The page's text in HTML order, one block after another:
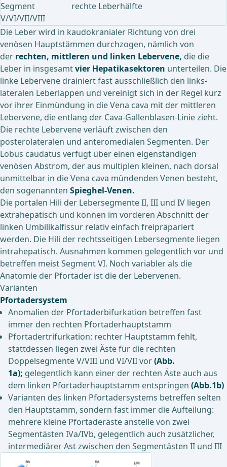
Segment
V/VI/VII/VIII
rechte Leberhälfte
Die Leber wird in kaudokranialer Richtung von drei
venösen Hauptstämmen durchzogen, nämlich von
der rechten, mittleren und linken Lebervene, die die
Leber in insgesamtvier Hepatikasektoren unterteilen. Die
linke Lebervene drainiert fast ausschließlich den links-
lateralen Leberlappen und vereinigt sich in der Regel kurz
vor ihrer Einmündung in die Vena cava mit der mittleren
Lebervene, die entlang der Cava-Gallenblasen-Linie zieht.
Die rechte Lebervene verläuft zwischen den
posterolateralen und anteromedialen Segmenten. Der
Lobus caudatus verfügt über einen eigenständigen
venösen Abstrom, der aus multiplen kleinen, nach dorsal
unmittelbar in die Vena cava mündenden Venen besteht,
den sogenannten Spieghel-Venen.
Die portalen Hili der Lebersegmente II, III und IV liegen
extrahepatisch und können im vorderen Abschnitt der
linken Umbilikalfissur relativ einfach freipräpariert
werden. Die Hili der rechtsseitigen Lebersegmente liegen
intrahepatisch. Ausnahmen kommen gelegentlich vor und
betreffen meist Segment VI. Noch variabler als die
Anatomie der Pfortader ist die der Lebervenen.
Varianten
Pfortadersystem
Anomalien der Pfortaderbifurkation betreffen fast
immer den rechten Pfortaderhauptstamm
Pfortadertrifurkation: rechter Hauptstamm fehlt,
stattdessen liegen zwei Äste für die rechten
Doppelsegmente V/VIII und VI/VII vor(Abb.
1a); gelegentlich kann einer der rechten Äste auch aus
dem linken Pfortaderhauptstamm entspringen (Abb.1b)
Varianten des linken Pfortadersystems betreffen selten
den Hauptstamm, sondern fast immer die Aufteilung:
mehrere kleine Pfortaderäste anstelle von zwei
Segmentästen IVa/IVb, gelegentlich auch zusätzlicher,
intermediärer Ast zwischen den Segmentästen II und III